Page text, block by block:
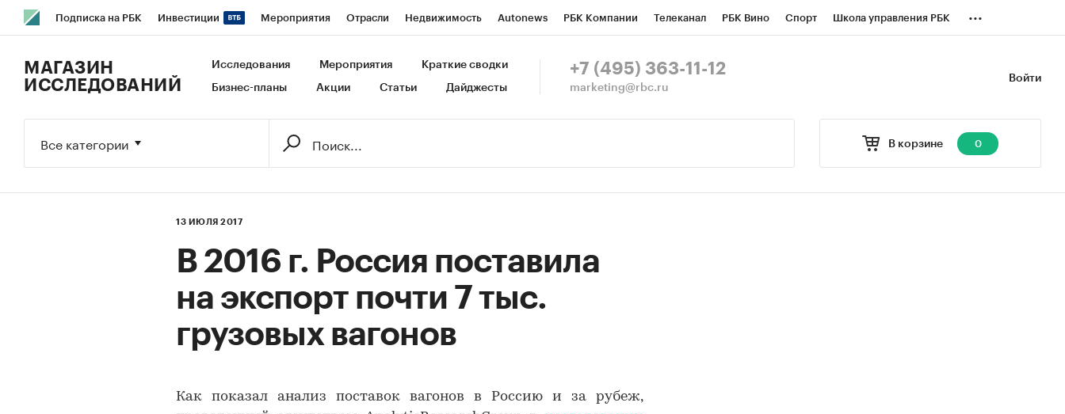
Подписка на РБК Инвестиции Мероприятия Отрасли Недвижимость Autonews РБК Компании Телеканал РБК Вино Спорт Школа управления РБК
Исследования Кредитные рейтинги Франшизы Газета Спецпроекты СПб Конференции СПб Спецпроекты
...
Войти
МАГАЗИН
ИССЛЕДОВАНИЙ
Исследования Мероприятия Краткие сводки
Бизнес-планы Акции Статьи Дайджесты
+7 (495) 363-11-12
marketing@rbc.ru
В корзине 0
Все категории
13 ИЮЛЯ 2017
В 2016 г. Россия поставила
на экспорт почти 7 тыс.
грузовых вагонов
Как показал анализ поставок вагонов в Россию и за рубеж,